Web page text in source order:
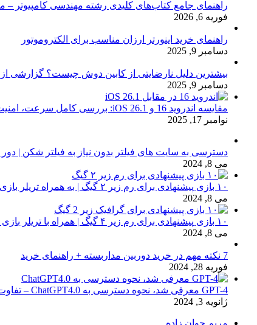
راهنمای جامع کتاب‌های کلیدی رشته مهندسی کامپیوتر
فوریه 6, 2026
راهنمای خرید اینورتر ارزان مناسب برای الکتروموتور
دسامبر 9, 2025
بیشترین دلیل نارضایتی از کابین دوش چیست؟ گزارشی
دسامبر 9, 2025
مقایسه اندروید 16 و iOS 26.1: بررسی کامل سرعت، امنیت و تجربه کاربری
نوامبر 17, 2025
دسترسی به سایت های فیلتر بدون نیاز به فیلتر شکن |
می 8, 2024
۱۰ بازی پیشنهادی برای رم زیر ۲ گیگ | به همراه تریلر بازی ها
می 8, 2024
۱۰ بازی پیشنهادی برای رم زیر ۴ گیگ | همراه با تریلر بازی و سیستم مورد نیاز
می 8, 2024
7 نکته مهم در خرید دوربین مداربسته + راهنمای خرید
فوریه 28, 2024
GPT-4 معرفی شد، نحوه دسترسی به ChatGPT4.0 – تفاوت chat GPT-4 با نسخه 3.5
ژانویه 3, 2024
مریم جوان زاده